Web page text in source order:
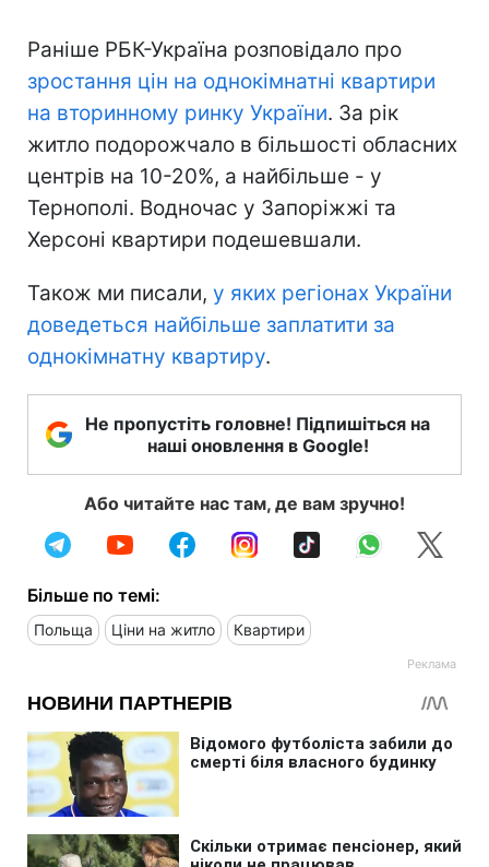
Раніше РБК-Україна розповідало про
зростання цін на однокімнатні квартири
на вторинному ринку України. За рік
житло подорожчало в більшості обласних
центрів на 10-20%, а найбільше - у
Тернополі. Водночас у Запоріжжі та
Херсоні квартири подешевшали.
Також ми писали, у яких регіонах України
доведеться найбільше заплатити за
однокімнатну квартиру.
Не пропустіть головне! Підпишіться на
наші оновлення в Google!
Або читайте нас там, де вам зручно!
Більше по темі:
Польща Ціни на житло Квартири